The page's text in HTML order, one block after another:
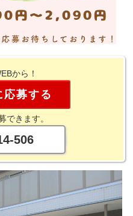
から！
応募する
できます。
506